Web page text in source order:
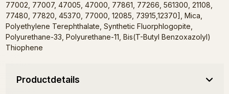
77002, 77007, 47005, 47000, 77861, 77266, 561300, 21108,
77480, 77820, 45370, 77000, 12085, 73915,12370], Mica,
Polyethylene Terephthalate, Synthetic Fluorphlogopite,
Polyurethane-33, Polyurethane-11, Bis(T-Butyl Benzoxazolyl)
Thiophene
Productdetails